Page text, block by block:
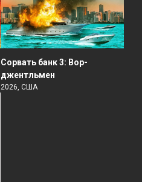
Сорвать банк 3: Вор-
джентльмен
2026, США